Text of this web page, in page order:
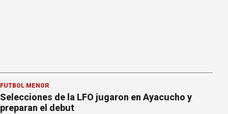
FÚTBOL MENOR
Selecciones de la LFO jugaron en Ayacucho y
preparan el debut